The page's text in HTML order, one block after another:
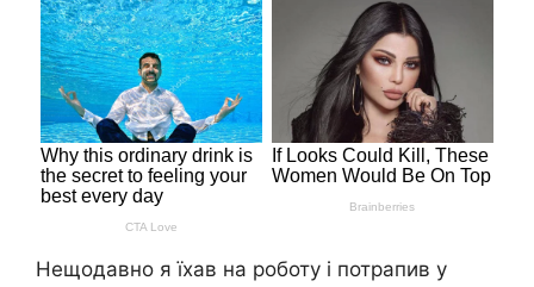
Нещодавно я їхав на роботу і потрапив у